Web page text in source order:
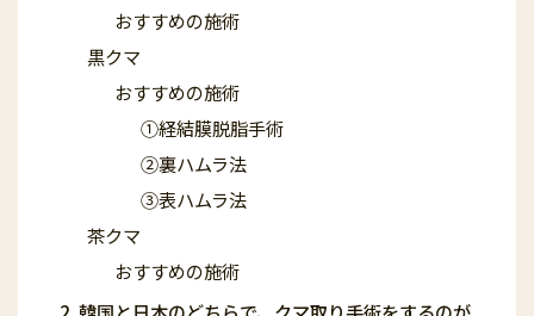
おすすめの施術
黒クマ
おすすめの施術
①経結膜脱脂手術
②裏ハムラ法
③表ハムラ法
茶クマ
おすすめの施術